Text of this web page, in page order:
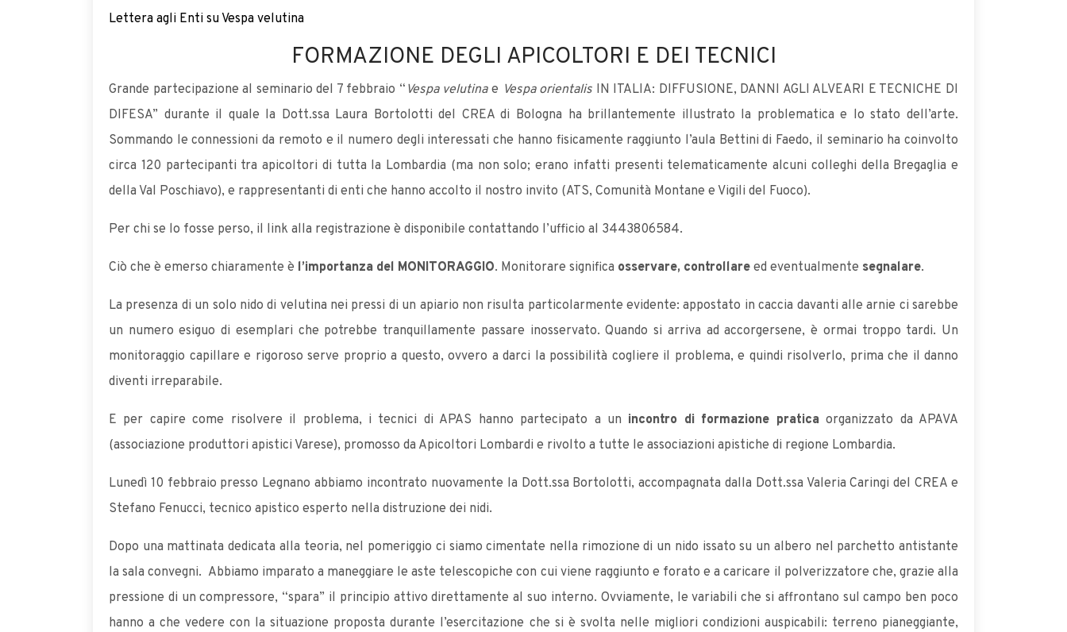
Lettera agli Enti su Vespa velutina
FORMAZIONE DEGLI APICOLTORI E DEI TECNICI
Grande partecipazione al seminario del 7 febbraio “ Vespa velutinae Vespa orientalis IN ITALIA: DIFFUSIONE, DANNI AGLI ALVEARI E TECNICHE DI
DIFESA” durante il quale la Dott.ssa Laura Bortolotti del CREA di Bologna ha brillantemente illustrato la problematica e lo stato dell’arte.
Sommando le connessioni da remoto e il numero degli interessati che hanno fisicamente raggiunto l’aula Bettini di Faedo, il seminario ha coinvolto
circa 120 partecipanti tra apicoltori di tutta la Lombardia (ma non solo; erano infatti presenti telematicamente alcuni colleghi della Bregaglia e
della Val Poschiavo), e rappresentanti di enti che hanno accolto il nostro invito (ATS, Comunità Montane e Vigili del Fuoco).
Per chi se lo fosse perso, il link alla registrazione è disponibile contattando l’ufficio al 3443806584.
Ciò che è emerso chiaramente è l’importanza del MONITORAGGIO. Monitorare significa osservare, controllare ed eventualmente segnalare.
La presenza di un solo nido di velutina nei pressi di un apiario non risulta particolarmente evidente: appostato in caccia davanti alle arnie ci sarebbe
un numero esiguo di esemplari che potrebbe tranquillamente passare inosservato. Quando si arriva ad accorgersene, è ormai troppo tardi. Un
monitoraggio capillare e rigoroso serve proprio a questo, ovvero a darci la possibilità cogliere il problema, e quindi risolverlo, prima che il danno
diventi irreparabile.
E per capire come risolvere il problema, i tecnici di APAS hanno partecipato a un incontro di formazione praticaorganizzato da APAVA
(associazione produttori apistici Varese), promosso da Apicoltori Lombardi e rivolto a tutte le associazioni apistiche di regione Lombardia.
Lunedì 10 febbraio presso Legnano abbiamo incontrato nuovamente la Dott.ssa Bortolotti, accompagnata dalla Dott.ssa Valeria Caringi del CREA e
Stefano Fenucci, tecnico apistico esperto nella distruzione dei nidi.
Dopo una mattinata dedicata alla teoria, nel pomeriggio ci siamo cimentate nella rimozione di un nido issato su un albero nel parchetto antistante
la sala convegni. Abbiamo imparato a maneggiare le aste telescopiche con cui viene raggiunto e forato e a caricare il polverizzatore che, grazie alla
pressione di un compressore, “spara” il principio attivo direttamente al suo interno. Ovviamente, le variabili che si affrontano sul campo ben poco
hanno a che vedere con la situazione proposta durante l’esercitazione che si è svolta nelle migliori condizioni auspicabili: terreno pianeggiante,